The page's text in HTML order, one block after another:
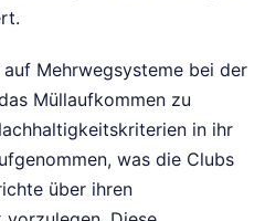
Mehrwegsysteme bei der
Müllaufkommen zu
in ihr
was die Clubs
über ihren